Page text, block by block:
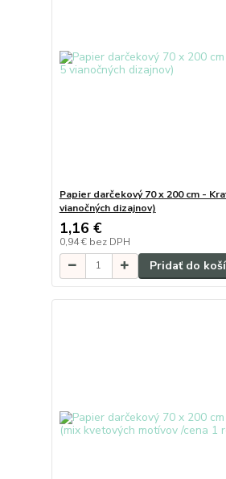
Papier darčekový 70 x 200 cm -
vianočných dizajnov)
1,16 €
0,94 € bez DPH
Pridať do